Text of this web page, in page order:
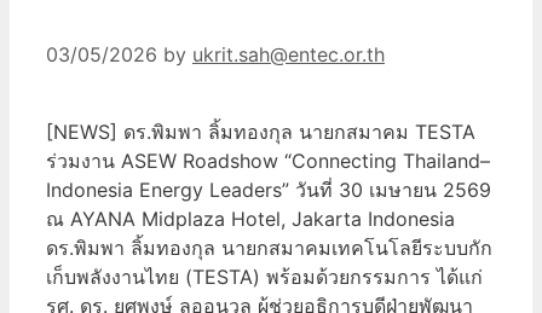
03/05/2026 by ukrit.sah@entec.or.th
[NEWS] ดร.พิมพา ลิ้มทองกุล นายกสมาคม TESTA
ร่วมงาน ASEW Roadshow “Connecting Thailand–
Indonesia Energy Leaders” วันที่ 30 เมษายน 2569
ณ AYANA Midplaza Hotel, Jakarta Indonesia
ดร.พิมพา ลิ้มทองกุล นายกสมาคมเทคโนโลยีระบบกัก
เก็บพลังงานไทย (TESTA) พร้อมด้วยกรรมการ ได้แก่
รศ. ดร. ยศพงษ์ ลออนวล ผู้ช่วยอธิการบดีฝ่ายพัฒนา